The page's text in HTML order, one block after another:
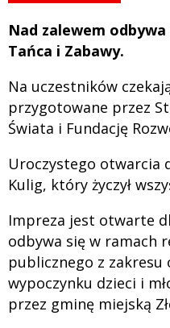
Nad zalewem
Tańca i Zabawy.
Na uczestników
przygotowane przez
Świata i Fundację
Uroczystego otwarcia
Kulig, który życzył
Impreza jest otwarte
odbywa się w ramach
publicznego z
wypoczynku dzieci i
przez gminę miejską